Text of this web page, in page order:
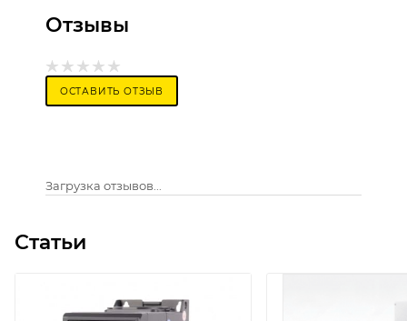
Отзывы
ОСТАВИТЬ ОТЗЫВ
Загрузка отзывов...
Статьи